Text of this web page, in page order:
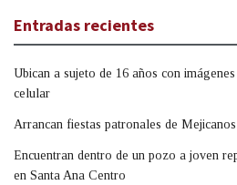
Entradas recientes
Ubican a sujeto de 16 años con
celular
Arrancan fiestas patronales de Mejicanos
Encuentran dentro de un pozo a joven
en Santa Ana Centro